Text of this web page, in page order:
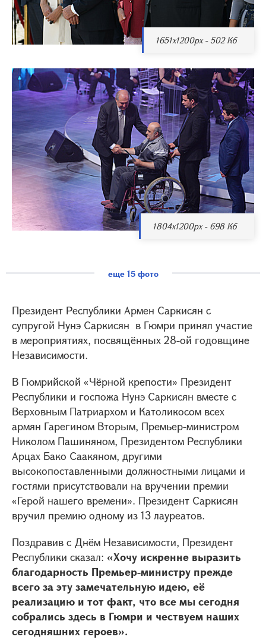
1651x1200px - 502 Кб
1804x1200px - 698 Кб
еще 15 фото
Президент Республики Армен Саркисян с
супругой Нунэ Саркисян в Гюмри принял участие
в мероприятиях, посвящённых 28-ой годовщине
Независимости.
В Гюмрийской «Чёрной крепости» Президент
Республики и госпожа Нунэ Саркисян вместе с
Верховным Патриархом и Католикосом всех
армян Гарегином Вторым, Премьер-министром
Николом Пашиняном, Президентом Республики
Арцах Бако Саакяном, другими
высокопоставленными должностными лицами и
гостями присутствовали на вручении премии
«Герой нашего времени». Президент Саркисян
вручил премию одному из 13 лауреатов.
Поздравив с Днём Независимости, Президент
Республики сказал: «Хочу искренне выразить
благодарность Премьер-министру прежде
всего за эту замечательную идею, её
реализацию и тот факт, что все мы сегодня
собрались здесь в Гюмри и чествуем наших
сегодняшних героев».